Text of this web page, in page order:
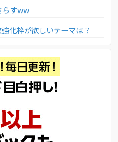
らすww
強化枠が欲しいテーマは？